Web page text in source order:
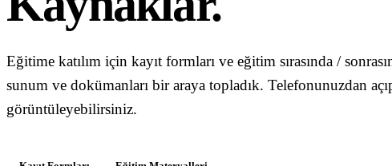
Mevzuat & Yönetmelik
Eğitim İpuçları
Sektör Haberleri
Eğitime katılım için kayıt formları ve eğitim sırasında /
sunum ve dokümanları bir araya topladık. Telefonunuzdan
görüntüleyebilirsiniz.